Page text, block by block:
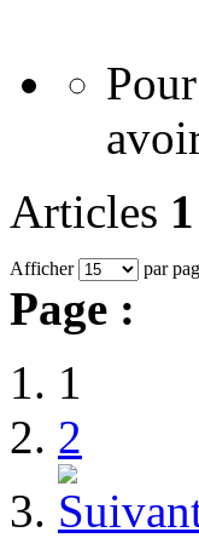
Articles 1
Afficher par
Page :
1
2